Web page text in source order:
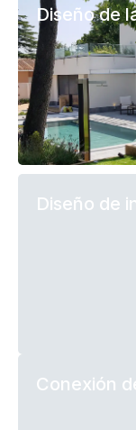
Diseño de
Diseño de
Conexión